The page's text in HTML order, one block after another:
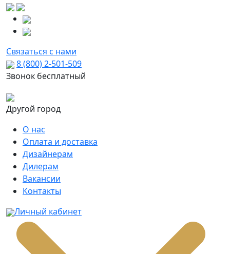
Связаться с нами
8 (800) 2-501-509
Звонок бесплатный
Другой город
О нас
Оплата и доставка
Дизайнерам
Дилерам
Вакансии
Контакты
Личный кабинет